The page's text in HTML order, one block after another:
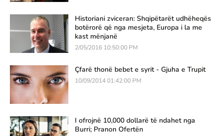
Historiani zviceran: Shqipëtarët udhëheqës
botërorë që nga mesjeta, Europa i la me
kast mënjanë
2/05/2016 10:50:00 PM
Çfarë thonë bebet e syrit - Gjuha e Trupit
10/09/2014 01:42:00 PM
I ofrojnë 10,000 dollarë të ndahet nga
Burri; Pranon Ofertën